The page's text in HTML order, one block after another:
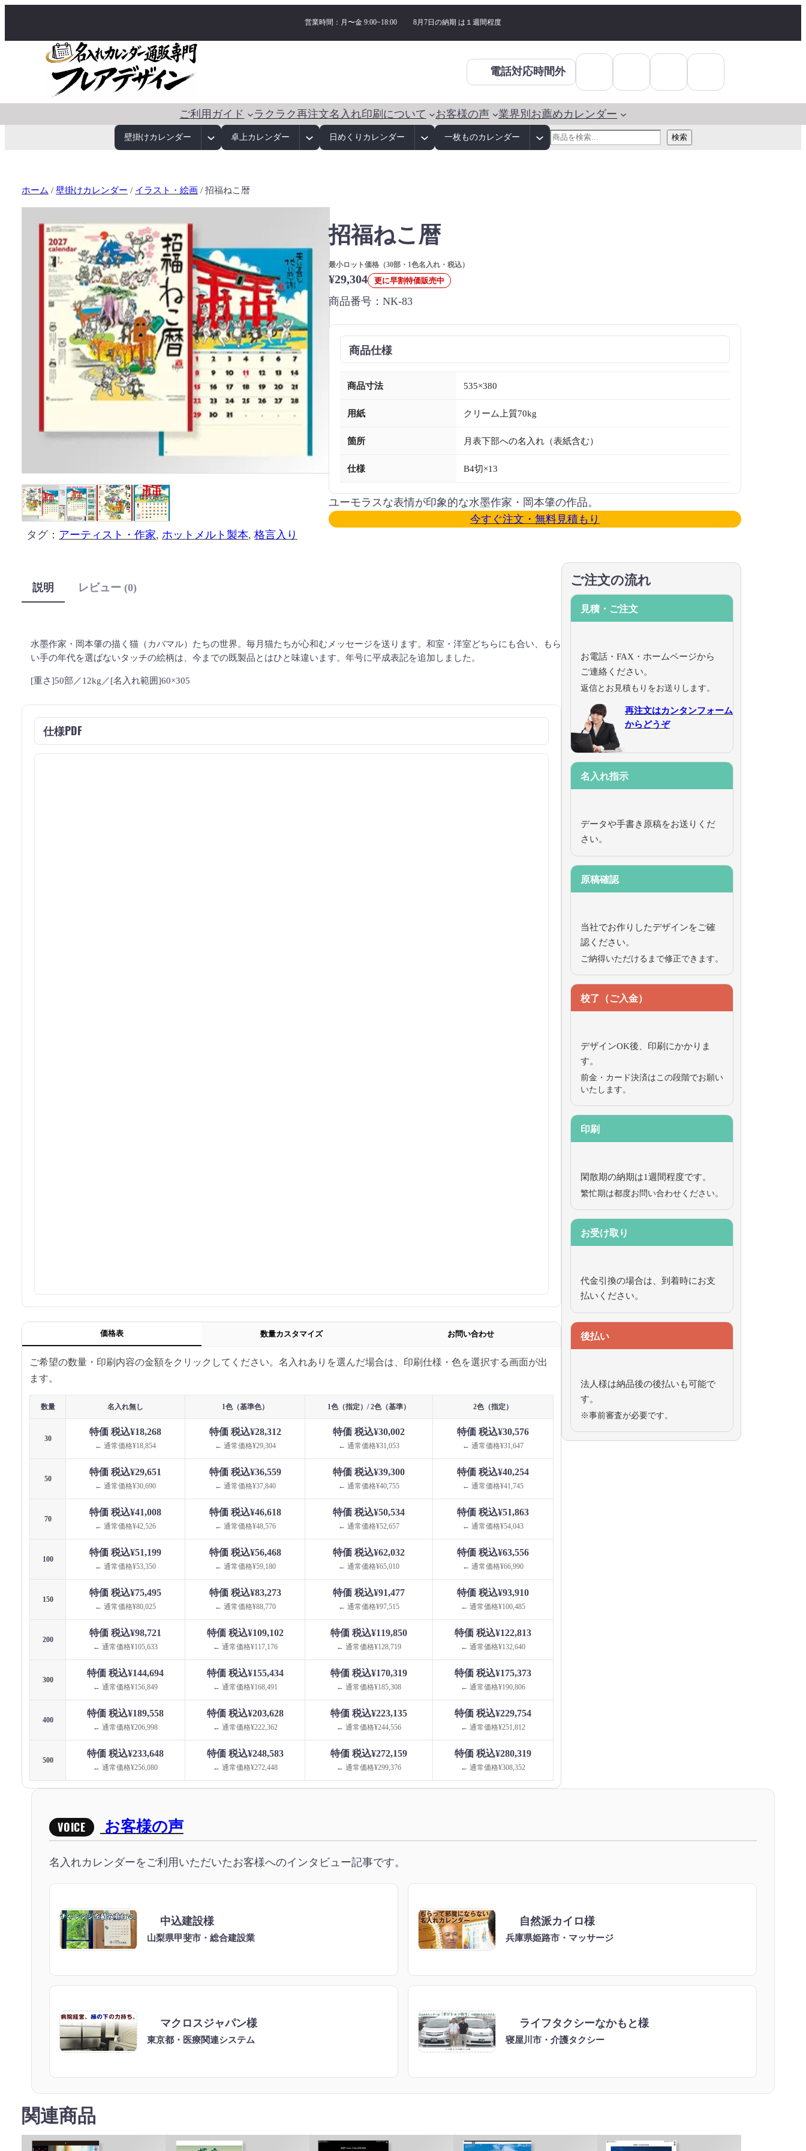
営業時間：月〜金 9:00~18:00 8月7日の納期 は １週間程度
電話対応時間外
ご利用ガイド ラクラク再注文名入れ印刷について お客様の声 業界別お薦めカレンダー
壁掛けカレンダー 卓上カレンダー 日めくりカレンダー 一枚ものカレンダー
検
検索
ホーム / 壁掛けカレンダー / イラスト・絵画 / 招福ねこ暦
タグ： アーティスト・作家, ホットメルト製本, 格言入り
招福ねこ暦
最小ロット価格（30部・1色名入れ・税込）
¥29,304 更に早割特価販売中
商品番号： NK-83
商品仕様
商品寸法 535×380
用紙 クリーム上質70kg
箇所 月表下部への名入れ（表紙含む）
仕様 B4切×13
ユーモラスな表情が印象的な水墨作家・岡本肇の作品。
今すぐ注文・無料見積もり
説明 レビュー (0)
水墨作家・岡本肇の描く猫（カバマル）たちの世界。毎月猫たちが心和むメッセージを送ります。和室・洋室どちらにも合い、もら
い手の年代を選ばないタッチの絵柄は、今までの既製品とはひと味違います。年号に平成表記を追加しました。
[重さ]50部／12kg／[名入れ範囲]60×305
仕様PDF
価格表 数量カスタマイズ お問い合わせ
ご希望の数量・印刷内容の金額をクリックしてください。名入れありを選んだ場合は、印刷仕様・色を選択する画面が出
ます。
数量 名入れ無し 1色（基準色） 1色（指定）/ 2色（基準） 2色（指定）
30
特価 税込¥18,268
← 通常価格¥18,854
特価 税込¥28,312
← 通常価格¥29,304
特価 税込¥30,002
← 通常価格¥31,053
特価 税込¥30,576
← 通常価格¥31,647
50
特価 税込¥29,651
← 通常価格¥30,690
特価 税込¥36,559
← 通常価格¥37,840
特価 税込¥39,300
← 通常価格¥40,755
特価 税込¥40,254
← 通常価格¥41,745
70
特価 税込¥41,008
← 通常価格¥42,526
特価 税込¥46,618
← 通常価格¥48,576
特価 税込¥50,534
← 通常価格¥52,657
特価 税込¥51,863
← 通常価格¥54,043
100
特価 税込¥51,199
← 通常価格¥53,350
特価 税込¥56,468
← 通常価格¥59,180
特価 税込¥62,032
← 通常価格¥65,010
特価 税込¥63,556
← 通常価格¥66,990
150
特価 税込¥75,495
← 通常価格¥80,025
特価 税込¥83,273
← 通常価格¥88,770
特価 税込¥91,477
← 通常価格¥97,515
特価 税込¥93,910
← 通常価格¥100,485
200
特価 税込¥98,721
← 通常価格¥105,633
特価 税込¥109,102
← 通常価格¥117,176
特価 税込¥119,850
← 通常価格¥128,719
特価 税込¥122,813
← 通常価格¥132,640
300
特価 税込¥144,694
← 通常価格¥156,849
特価 税込¥155,434
← 通常価格¥168,491
特価 税込¥170,319
← 通常価格¥185,308
特価 税込¥175,373
← 通常価格¥190,806
400
特価 税込¥189,558
← 通常価格¥206,998
特価 税込¥203,628
← 通常価格¥222,362
特価 税込¥223,135
← 通常価格¥244,556
特価 税込¥229,754
← 通常価格¥251,812
500
特価 税込¥233,648
← 通常価格¥256,080
特価 税込¥248,583
← 通常価格¥272,448
特価 税込¥272,159
← 通常価格¥299,376
特価 税込¥280,319
← 通常価格¥308,352
ご注文の流れ
見積・ご注文
お電話・FAX・ホームページから
ご連絡ください。
返信とお見積もりをお送りします。
再注文はカンタンフォーム
からどうぞ
名入れ指示
データや手書き原稿をお送りくだ
さい。
原稿確認
当社でお作りしたデザインをご確
認ください。
ご納得いただけるまで修正できます。
校了（ご入金）
デザインOK後、印刷にかかりま
す。
前金・カード決済はこの段階でお願い
いたします。
印刷
閑散期の納期は1週間程度です。
繁忙期は都度お問い合わせください。
お受け取り
代金引換の場合は、到着時にお支
払いください。
後払い
法人様は納品後の後払いも可能で
す。
※事前審査が必要です。
VOICE お客様の声
名入れカレンダーをご利用いただいたお客様へのインタビュー記事です。
中込建設様
山梨県甲斐市・総合建設業
自然派カイロ様
兵庫県姫路市・マッサージ
マクロスジャパン様
東京都・医療関連システム
ライフタクシーなかもと様
寝屋川市・介護タクシー
関連商品